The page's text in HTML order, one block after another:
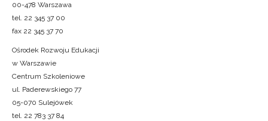
00-478 Warszawa
tel. 22 345 37 00
fax 22 345 37 70
Ośrodek Rozwoju Edukacji
w Warszawie
Centrum Szkoleniowe
ul. Paderewskiego 77
05-070 Sulejówek
tel. 22 783 37 84